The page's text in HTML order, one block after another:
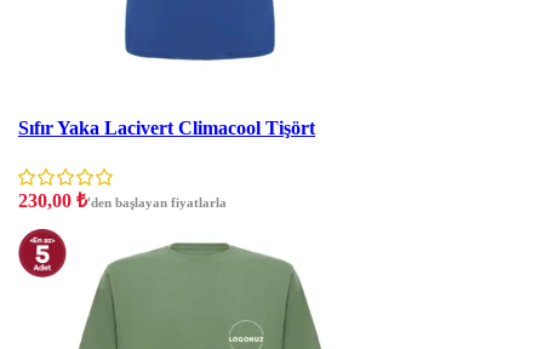
Sıfır Yaka Lacivert Climacool Tişört
230,00 ₺'den başlayan fiyatlarla